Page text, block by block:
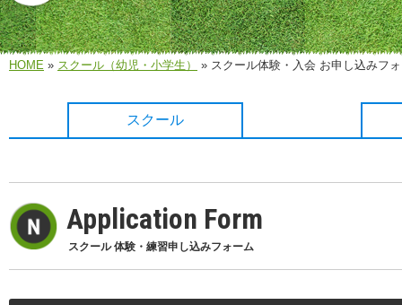
HOME » スクール（幼児・小学生） » スクール体験・入会 お申し込みフ
スクール
Application Form
スクール 体験・練習申し込みフォーム